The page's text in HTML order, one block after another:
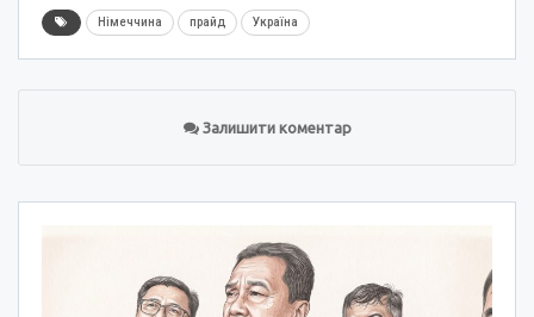
Німеччина прайд Україна
Залишити коментар